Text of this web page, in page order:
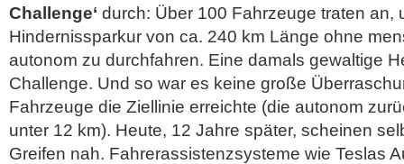
Challenge‘ durch: Über 100 Fahrzeuge traten an,
Hindernissparkur von ca. 240 km Länge ohne
autonom zu durchfahren. Eine damals gewaltige
Challenge. Und so war es keine große
Fahrzeuge die Ziellinie erreichte (die autonom
unter 12 km). Heute, 12 Jahre später, scheinen
Greifen nah. Fahrerassistenzsysteme wie Teslas